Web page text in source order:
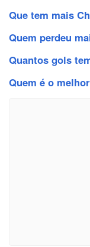
Que tem mais
Quem perdeu
Quantos gols
Quem é o